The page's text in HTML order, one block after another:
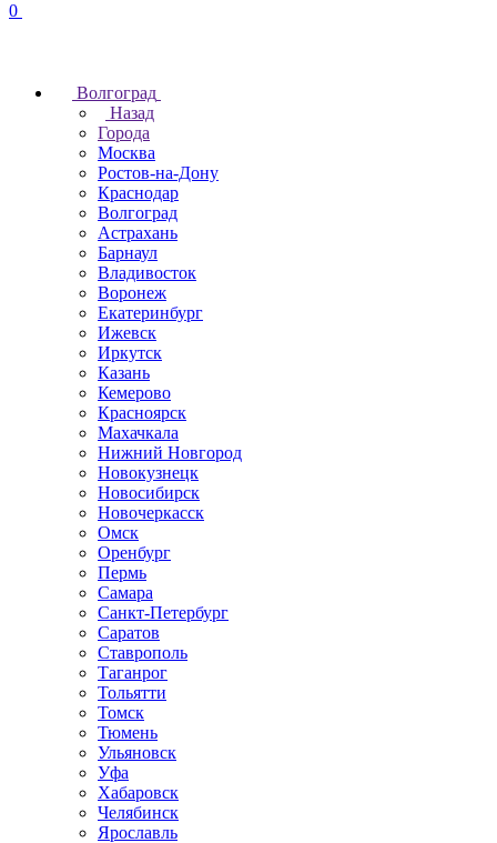
0
Волгоград
Назад
Города
Москва
Ростов-на-Дону
Краснодар
Волгоград
Астрахань
Барнаул
Владивосток
Воронеж
Екатеринбург
Ижевск
Иркутск
Казань
Кемерово
Красноярск
Махачкала
Нижний Новгород
Новокузнецк
Новосибирск
Новочеркаcск
Омск
Оренбург
Пермь
Самара
Санкт-Петербург
Саратов
Ставрополь
Таганрог
Тольятти
Томск
Тюмень
Ульяновск
Уфа
Хабаровск
Челябинск
Ярославль